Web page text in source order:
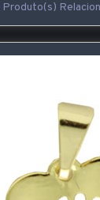
Produto(s)